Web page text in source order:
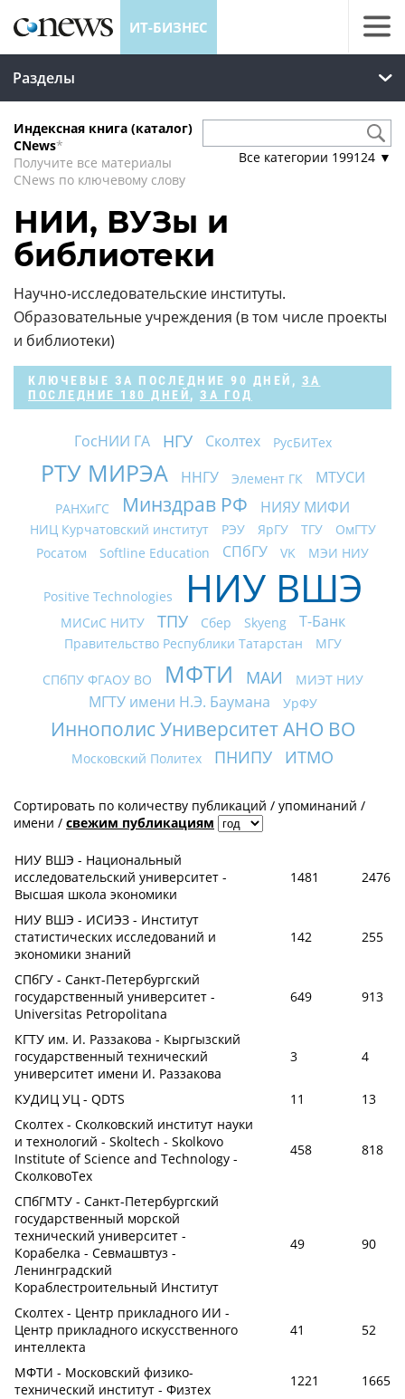
ИТ-БИЗНЕС
Разделы
Индексная книга (каталог)
CNews*
Получите все материалы
CNews по ключевому слову
Все категории 199124 ▼
НИИ, ВУЗы и
библиотеки
Научно-исследовательские институты.
Образовательные учреждения (в том числе проекты
и библиотеки)
КЛЮЧЕВЫЕ ЗА ПОСЛЕДНИЕ 90 ДНЕЙ , ЗА
ПОСЛЕДНИЕ 180 ДНЕЙ, ЗА ГОД
ГосНИИ ГА НГУ Сколтех РусБИТех
РТУ МИРЭА ННГУ Элемент ГК МТУСИ
РАНХиГС Минздрав РФ НИЯУ МИФИ
НИЦ Курчатовский институт РЭУ ЯрГУ ТГУ
ОмГТУ
Росатом
Softline Education СПбГУ VK МЭИ НИУ
Positive Technologies НИУ ВШЭ
МИСиС НИТУ ТПУ Сбер Skyeng Т-Банк
Правительство Республики Татарстан МГУ
СПбПУ ФГАОУ ВО МФТИ МАИ МИЭТ НИУ
МГТУ имени Н.Э. Баумана УрФУ
Иннополис Университет АНО ВО
Московский Политех ПНИПУ ИТМО
Сортировать по количеству публикаций / упоминаний /
имени / свежим публикациям
НИУ ВШЭ - Национальный
исследовательский университет -
Высшая школа экономики
1481 2476
НИУ ВШЭ - ИСИЭЗ - Институт
статистических исследований и
экономики знаний
142 255
СПбГУ - Санкт-Петербургский
государственный университет -
Universitas Petropolitana
649 913
КГТУ им. И. Раззакова - Кыргызский
государственный технический
университет имени И. Раззакова
3 4
КУДИЦ УЦ - QDTS 11
13
Сколтех - Сколковский институт науки
и технологий - Skoltech - Skolkovo
Institute of Science and Technology -
СколковоТех
458 818
СПбГМТУ - Санкт-Петербургский
государственный морской
технический университет -
Корабелка - Севмашвтуз -
Ленинградский
Кораблестроительный Институт
49 90
Сколтех - Центр прикладного ИИ -
Центр прикладного искусственного
интеллекта
41 52
МФТИ - Московский физико-
технический институт - Физтех
1221
1665